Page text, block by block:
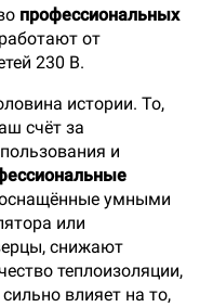
профессиональных
работают от
230 В.
истории. То,
счёт за
и
умными
или
снижают
теплоизоляции,
влияет на то,